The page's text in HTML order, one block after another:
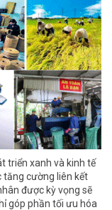
triển xanh và kinh tế
tăng cường liên kết
được kỳ vọng sẽ
góp phần tối ưu hóa